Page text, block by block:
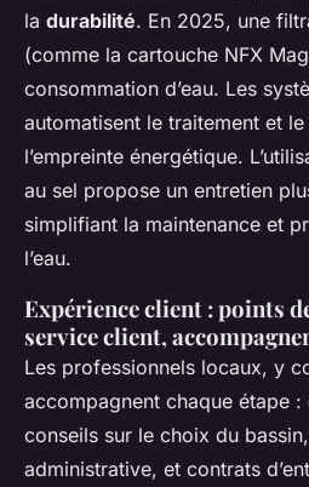
la durabilité. En 2025, une
(comme la cartouche NFX
consommation d’eau. Les
automatisent le traitement et
l’empreinte énergétique.
au sel propose un entretien
simplifiant la maintenance et
l’eau.
Expérience client : points
service client,
Les professionnels locaux, y
accompagnent chaque étape :
conseils sur le choix du
administrative, et contrats